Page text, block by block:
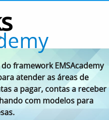
framework EMSAcademy
atender as áreas de
a pagar, contas a receber
com modelos para